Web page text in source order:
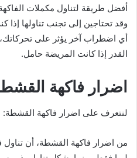
أفضل طريقة لتناول مكملات
وقد تحتاجين إلى تجنب تناولها
أي اضطراب آخر يؤثر على
القدر إذا كانت المريضة حامل.
اضرار فاكهة
لنتعرف على اضرار فاكهة القشطة:
من اضرار فاكهة القشطة، أن